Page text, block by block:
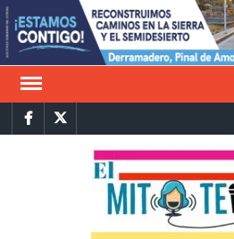
Saltar
al
contenido
FacebookTwitter